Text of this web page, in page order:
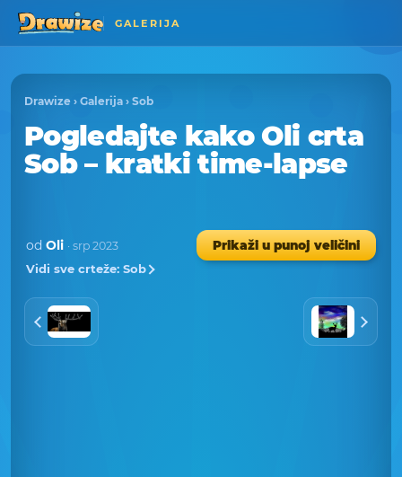
GALERIJA
Drawize › Galerija › Sob
Pogledajte kako Oli crta
Sob – kratki time-lapse
od Oli · srp 2023
Prikaži u punoj veličini
Vidi sve crteže: Sob